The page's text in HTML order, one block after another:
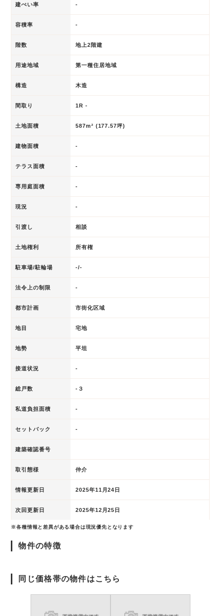
建ぺい率 -
容積率 -
階数 地上2階建
用途地域 第一種住居地域
構造 木造
間取り 1R -
土地面積 587m² (177.57坪)
建物面積 -
テラス面積 -
専用庭面積 -
現況 -
引渡し 相談
土地権利 所有権
駐車場/駐輪場 -/-
法令上の制限 -
都市計画 市街化区域
地目 宅地
地勢 平坦
接道状況 -
総戸数 -３
私道負担面積 -
セットバック -
建築確認番号
取引態様 仲介
情報更新日 2025年11月24日
次回更新日 2025年12月25日
※各種情報と差異がある場合は現況優先となります
物件の特徴
同じ価格帯の物件はこちら